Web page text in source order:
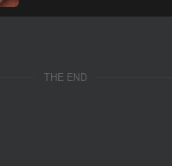
THE END